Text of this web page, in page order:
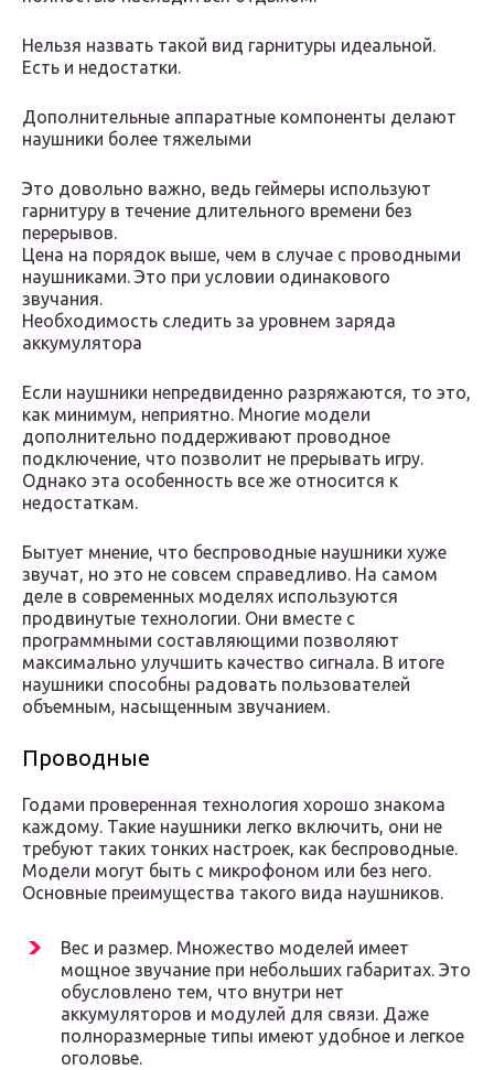
Нельзя назвать такой вид гарнитуры идеальной.
Есть и недостатки.
Дополнительные аппаратные компоненты делают
наушники более тяжелыми
Это довольно важно, ведь геймеры используют
гарнитуру в течение длительного времени без
перерывов.
Цена на порядок выше, чем в случае с проводными
наушниками. Это при условии одинакового
звучания.
Необходимость следить за уровнем заряда
аккумулятора
Если наушники непредвиденно разряжаются, то это,
как минимум, неприятно. Многие модели
дополнительно поддерживают проводное
подключение, что позволит не прерывать игру.
Однако эта особенность все же относится к
недостаткам.
Бытует мнение, что беспроводные наушники хуже
звучат, но это не совсем справедливо. На самом
деле в современных моделях используются
продвинутые технологии. Они вместе с
программными составляющими позволяют
максимально улучшить качество сигнала. В итоге
наушники способны радовать пользователей
объемным, насыщенным звучанием.
Проводные
Годами проверенная технология хорошо знакома
каждому. Такие наушники легко включить, они не
требуют таких тонких настроек, как беспроводные.
Модели могут быть с микрофоном или без него.
Основные преимущества такого вида наушников.
Вес и размер. Множество моделей имеет
мощное звучание при небольших габаритах. Это
обусловлено тем, что внутри нет
аккумуляторов и модулей для связи. Даже
полноразмерные типы имеют удобное и легкое
оголовье.